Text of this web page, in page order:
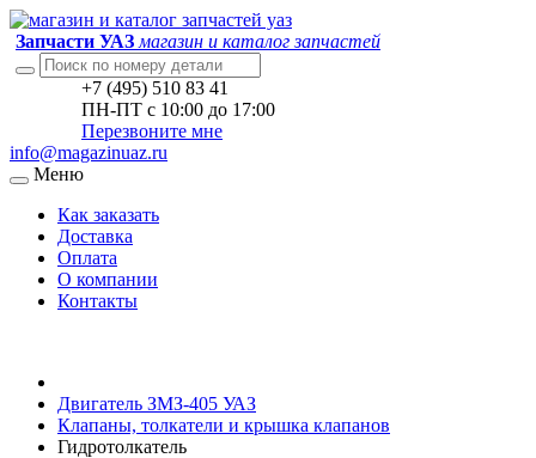
Запчасти УАЗ магазин и каталог запчастей
+7 (495) 510 83 41
ПН-ПТ с 10:00 до 17:00
Перезвоните мне
info@magazinuaz.ru
Меню
Как заказать
Доставка
Оплата
О компании
Контакты
Двигатель ЗМЗ-405 УАЗ
Клапаны, толкатели и крышка клапанов
Гидротолкатель